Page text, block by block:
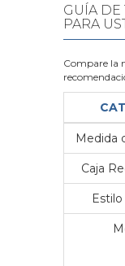
GUÍA DE
PARA
Compare la
Medida
Caja